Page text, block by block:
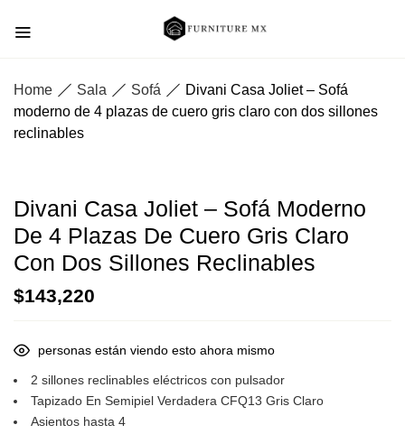
Home Sala Sofá
Divani Casa Joliet – Sofá
moderno de 4 plazas de cuero gris claro con dos sillones
reclinables
Divani Casa Joliet – Sofá Moderno
De 4 Plazas De Cuero Gris Claro
Con Dos Sillones Reclinables
$143,220
personas están viendo esto ahora mismo
2 sillones reclinables eléctricos con pulsador
Tapizado En Semipiel Verdadera CFQ13 Gris Claro
Asientos hasta 4